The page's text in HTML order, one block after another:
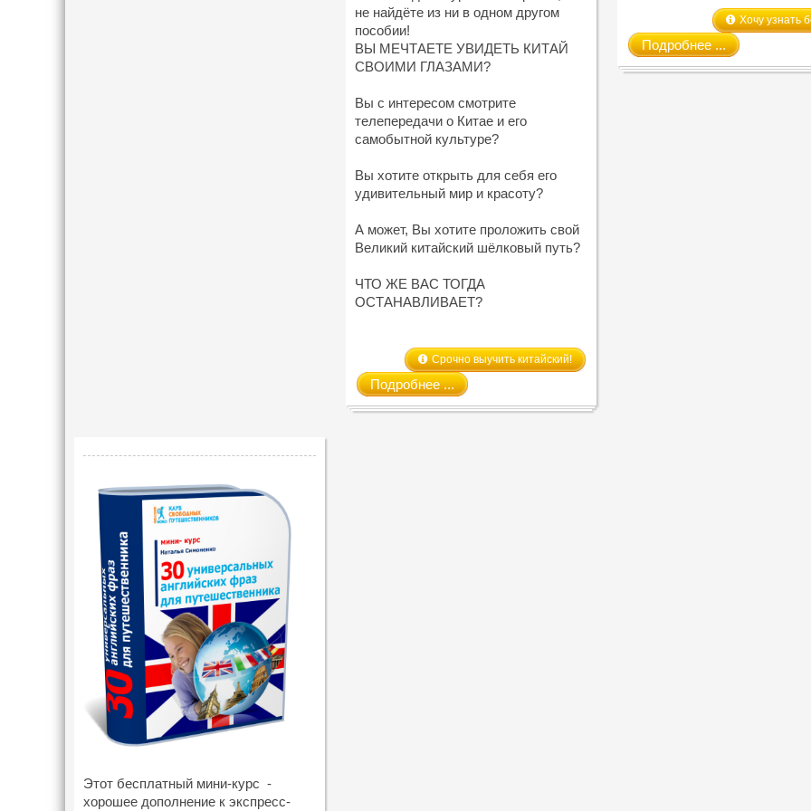
не найдёте из ни в одном другом
пособии!
ВЫ МЕЧТАЕТЕ УВИДЕТЬ КИТАЙ
СВОИМИ ГЛАЗАМИ?
Вы с интересом смотрите
телепередачи о Китае и его
самобытной культуре?
Вы хотите открыть для себя его
удивительный мир и красоту?
А может, Вы хотите проложить свой
Великий китайский шёлковый путь?
ЧТО ЖЕ ВАС ТОГДА
ОСТАНАВЛИВАЕТ?
Срочно выучить китайский!
Подробнее ...
Хочу узнать
Подробнее ...
Этот бесплатный мини-курс -
хорошее дополнение к экспресс-